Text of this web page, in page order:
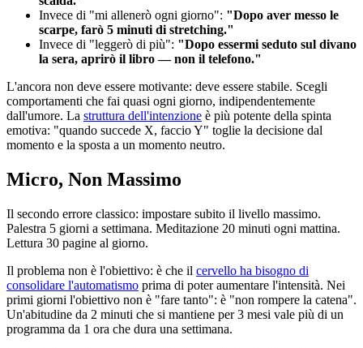
Invece di "mi allenerò ogni giorno": "Dopo aver messo le
scarpe, farò 5 minuti di stretching."
Invece di "leggerò di più": "Dopo essermi seduto sul divano
la sera, aprirò il libro — non il telefono."
L'ancora non deve essere motivante: deve essere stabile. Scegli
comportamenti che fai quasi ogni giorno, indipendentemente
dall'umore. La struttura dell'intenzione è più potente della spinta
emotiva: "quando succede X, faccio Y" toglie la decisione dal
momento e la sposta a un momento neutro.
Micro, Non Massimo
Il secondo errore classico: impostare subito il livello massimo.
Palestra 5 giorni a settimana. Meditazione 20 minuti ogni mattina.
Lettura 30 pagine al giorno.
Il problema non è l'obiettivo: è che il cervello ha bisogno di
consolidare l'automatismo prima di poter aumentare l'intensità. Nei
primi giorni l'obiettivo non è "fare tanto": è "non rompere la catena".
Un'abitudine da 2 minuti che si mantiene per 3 mesi vale più di un
programma da 1 ora che dura una settimana.